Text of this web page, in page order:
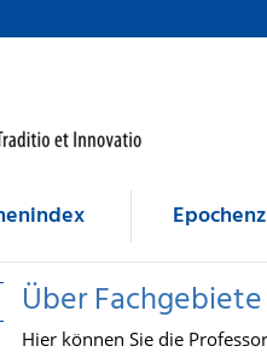
Über
Hier können Sie die